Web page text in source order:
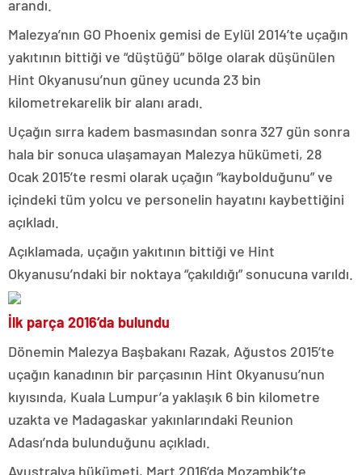
arandı.
Malezya’nın GO Phoenix gemisi de Eylül 2014’te uçağın
yakıtının bittiği ve “düştüğü” bölge olarak düşünülen
Hint Okyanusu’nun güney ucunda 23 bin
kilometrekarelik bir alanı aradı.
Uçağın sırra kadem basmasından sonra 327 gün sonra
hala bir sonuca ulaşamayan Malezya hükümeti, 28
Ocak 2015’te resmi olarak uçağın “kaybolduğunu” ve
içindeki tüm yolcu ve personelin hayatını kaybettiğini
açıkladı.
Açıklamada, uçağın yakıtının bittiği ve Hint
Okyanusu’ndaki bir noktaya “çakıldığı” sonucuna varıldı.
İlk parça 2016’da bulundu
Dönemin Malezya Başbakanı Razak, Ağustos 2015’te
uçağın kanadının bir parçasının Hint Okyanusu’nun
kıyısında, Kuala Lumpur’a yaklaşık 6 bin kilometre
uzakta ve Madagaskar yakınlarındaki Reunion
Adası’nda bulunduğunu açıkladı.
Avustralya hükümeti, Mart 2016’da Mozambik’te